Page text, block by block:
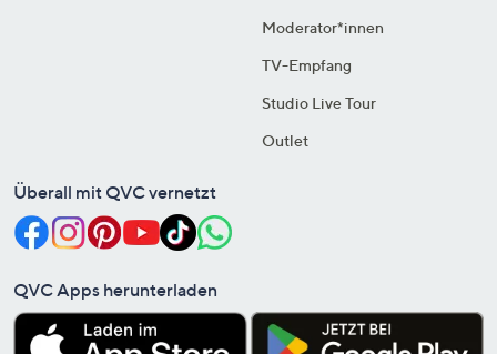
Moderator*innen
TV-Empfang
Studio Live Tour
Outlet
Überall mit QVC vernetzt
QVC Apps herunterladen